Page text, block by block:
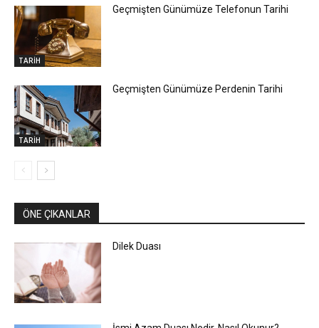
TARİH
Geçmişten Günümüze Telefonun Tarihi
TARİH
Geçmişten Günümüze Perdenin Tarihi
ÖNE ÇIKANLAR
Dilek Duası